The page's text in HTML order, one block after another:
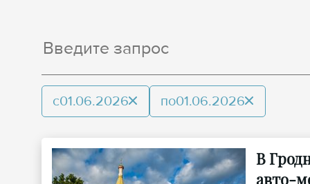
с01.06.2026 по01.06.2026
В
авто-